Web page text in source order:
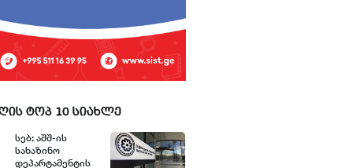
ტოპ 10 სიახლე
სებ: აშშ-ის
სახაზინო
დეპარტამენტის